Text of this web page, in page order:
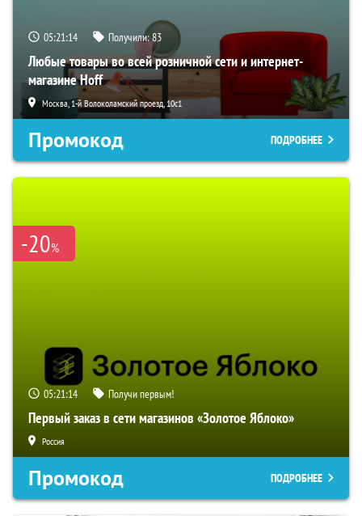
05:21:13 Получили:83
Любые товары во всей розничной сети и интернет-
магазине Hoff
Москва, 1-й Волоколамский проезд, 10с1
Промокод ПОДРОБНЕЕ
-20%
05:21:13 Получи первым!
Первый заказ в сети магазинов «Золотое Яблоко»
Россия
Промокод ПОДРОБНЕЕ